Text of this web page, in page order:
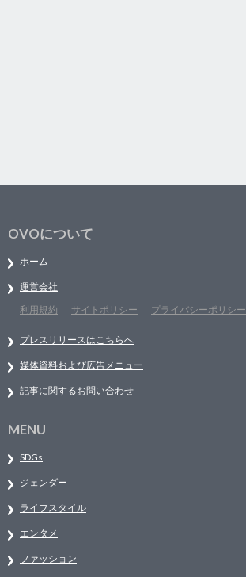
OVOについて
ホーム
運営会社
利用規約
サイトポリシー プライバシーポリシー
プレスリリースはこちらへ
媒体資料および広告メニュー
記事に関するお問い合わせ
MENU
SDGs
ジェンダー
ライフスタイル
エンタメ
ファッション